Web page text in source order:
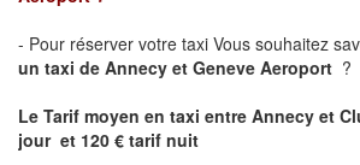
- Pour réserver votre taxi Vous souhaitez
un taxi de Annecy et Geneve Aeroport ?
Le Tarif moyen en taxi entre Annecy et
jour et 120 € tarif nuit